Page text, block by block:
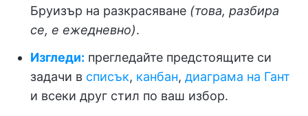
Бруизър на разкрасяване (това, разбира
се, е ежедневно).
Изгледи: прегледайте предстоящите си
задачи в списък, канбан, диаграма на Гант
и всеки друг стил по ваш избор.